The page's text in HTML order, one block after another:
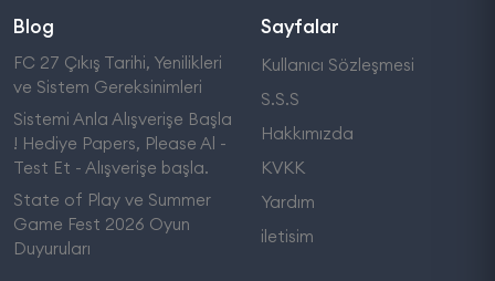
Blog
FC 27 Çıkış Tarihi, Yenilikleri
ve Sistem Gereksinimleri
Sistemi Anla Alışverişe Başla
! Hediye Papers, Please Al -
Test Et - Alışverişe başla.
State of Play ve Summer
Game Fest 2026 Oyun
Duyuruları
Sayfalar
Kullanıcı Sözleşmesi
S.S.S
Hakkımızda
KVKK
Yardım
iletisim